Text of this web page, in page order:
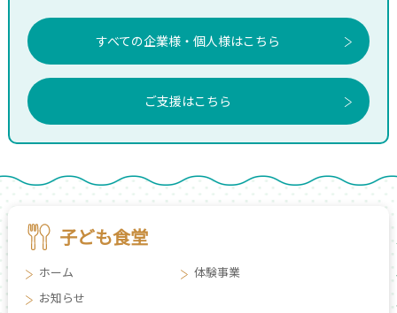
すべての企業様・個人様はこちら
ご支援はこちら
子ども食堂
ホーム
体験事業
お知らせ